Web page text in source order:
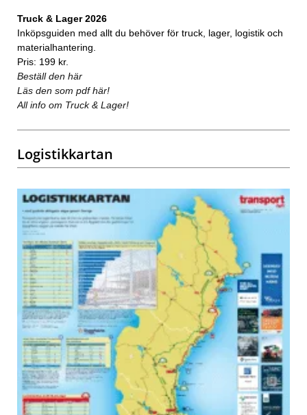
Truck & Lager 2026
Inköpsguiden med allt du behöver för truck, lager, logistik och
materialhantering.
Pris: 199 kr.
Beställ den här
Läs den som pdf här!
All info om Truck & Lager!
Logistikkartan